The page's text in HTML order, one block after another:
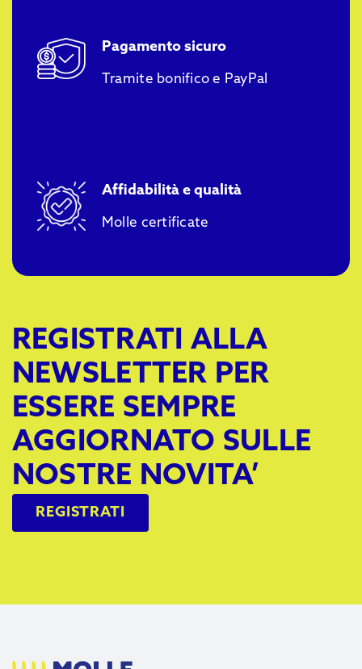
Pagamento sicuro
Tramite bonifico e PayPal
Affidabilità e qualità
Molle certificate
REGISTRATI ALLA
NEWSLETTER PER
ESSERE SEMPRE
AGGIORNATO SULLE
NOSTRE NOVITA’
REGISTRATI